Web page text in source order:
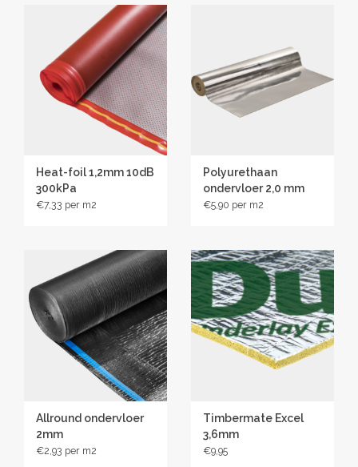
Heat-foil 1,2mm 10dB
300kPa
€7,33
Polyurethaan
ondervloer 2,0 mm
€5,90
Allround ondervloer
2mm
€2,93
Timbermate Excel
3,6mm
€9,95